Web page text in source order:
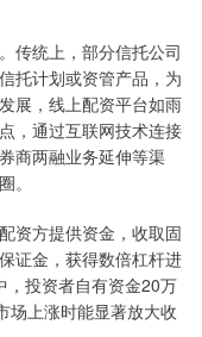
传统上，部分信托公司
托计划或资管产品，为
展，线上配资平台如雨
，通过互联网技术连接
商两融业务延伸等渠
。
资方提供资金，收取固
证金，获得数倍杠杆进
，投资者自有资金20万
场上涨时能显著放大收